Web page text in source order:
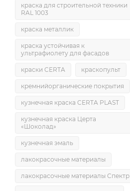
краска для строительной техники
RAL 1003
краска металлик
краска устойчивая к
ультрафиолету для фасадов
краски CERTA краскопульт
кремнийорганические покрытия
кузнечная краска CERTA PLAST
кузнечная краска Церта
«Шоколад»
кузнечная эмаль
лакокрасочные материалы
лакокрасочные материалы Спектр